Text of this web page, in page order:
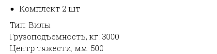
Комплект 2 шт
Тип: Вилы
Грузоподъемность, кг: 3000
Центр тяжести, мм: 500